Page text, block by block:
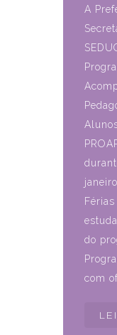
A
do
com